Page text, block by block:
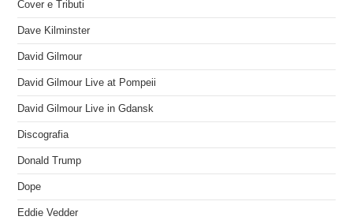
Cover e Tributi
Dave Kilminster
David Gilmour
David Gilmour Live at Pompeii
David Gilmour Live in Gdansk
Discografia
Donald Trump
Dope
Eddie Vedder